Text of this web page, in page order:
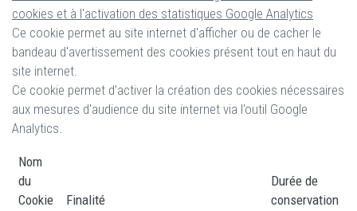
cookies et à l'activation des statistiques Google Analytics
Ce cookie permet au site internet d'afficher ou de cacher le
bandeau d'avertissement des cookies présent tout en haut du
site internet.
Ce cookie permet d'activer la création des cookies nécessaires
aux mesures d'audience du site internet via l'outil Google
Analytics.
Nom
du
Cookie
Finalité
Durée de
conservation